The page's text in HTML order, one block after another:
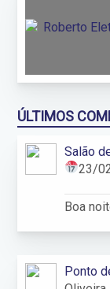
ÚLTIMOS
Salão
23/
Boa
Ponto